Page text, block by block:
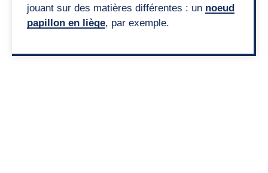
jouant sur des matières différentes : un noeud
papillon en liège, par exemple.